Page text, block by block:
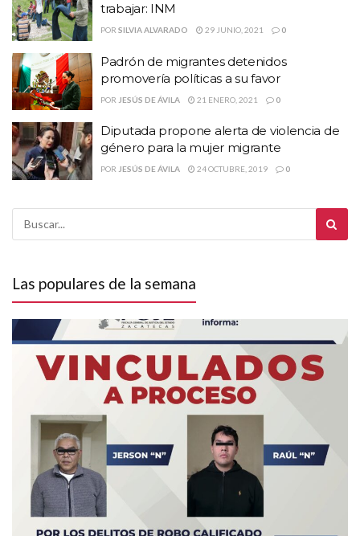
trabajar: INM
POR SILVIA ALVARADO 29 JUNIO, 2021 0
Padrón de migrantes detenidos
promovería políticas a su favor
POR JESÚS DE ÁVILA 21 ENERO, 2021 0
Diputada propone alerta de violencia de
género para la mujer migrante
POR JESÚS DE ÁVILA 24 OCTUBRE, 2019 0
Las populares de la semana